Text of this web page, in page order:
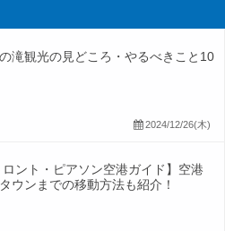
滝観光の見どころ・やるべきこと10
2024/12/26(木)
ロント・ピアソン空港ガイド】空港
ウンまでの移動方法も紹介！